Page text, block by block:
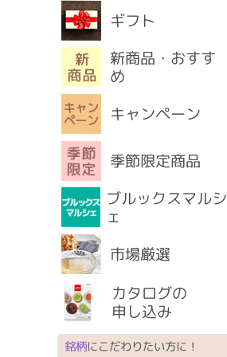
ギフト
新商品・おすす
め
キャンペーン
季節限定商品
ブルックスマルシ
ェ
市場厳選
カタログの
申し込み
銘柄にこだわりたい方に！